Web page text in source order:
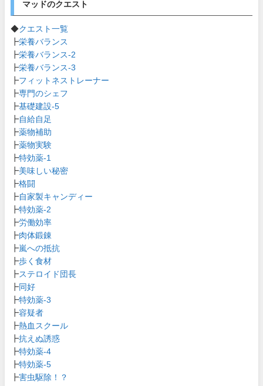
マッドのクエスト
◆クエスト一覧
┣栄養バランス
┣栄養バランス-2
┣栄養バランス-3
┣フィットネストレーナー
┣専門のシェフ
┣基礎建設-5
┣自給自足
┣薬物補助
┣薬物実験
┣特効薬-1
┣美味しい秘密
┣格闘
┣自家製キャンディー
┣特効薬-2
┣労働効率
┣肉体鍛錬
┣嵐への抵抗
┣歩く食材
┣ステロイド団長
┣ 同好
┣特効薬-3
┣容疑者
┣熱血スクール
┣抗えぬ誘惑
┣特効薬-4
┣特効薬-5
┣害虫駆除！？